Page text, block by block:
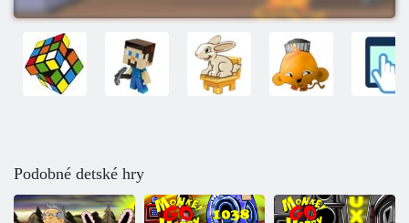
Podobné detské hry